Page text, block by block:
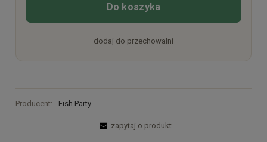
Do koszyka
dodaj do przechowalni
Producent: Fish Party
zapytaj o produkt